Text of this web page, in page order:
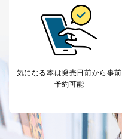
気になる本は発売日前から事前
予約可能